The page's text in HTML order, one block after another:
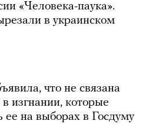
«Человека-паука».
в украинском
что не связана
изгнании, которые
на выборах в Госдуму